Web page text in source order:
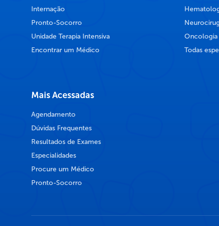
Internação
Pronto-Socorro
Unidade Terapia Intensiva
Encontrar um Médico
Oncologia
Todas
Mais Acessadas
Agendamento
Dúvidas Frequentes
Resultados de Exames
Especialidades
Procure um Médico
Pronto-Socorro